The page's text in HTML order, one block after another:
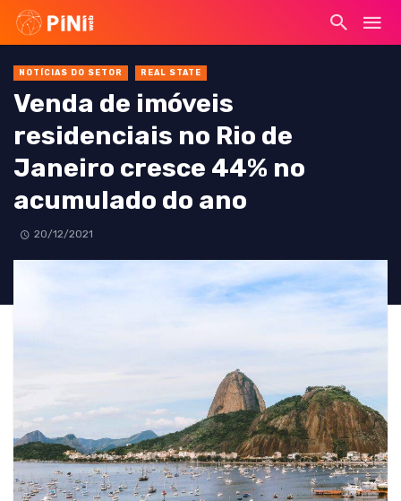
NOTÍCIAS DO SETOR REAL STATE
Venda de imóveis
residenciais no Rio de
Janeiro cresce 44% no
acumulado do ano
20/12/2021